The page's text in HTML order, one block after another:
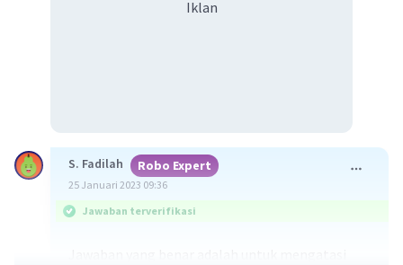
Iklan
S. Fadilah Robo Expert
25 Januari 2023 09:36
Jawaban terverifikasi